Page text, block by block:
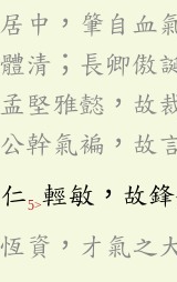
中，肇自血
清；長卿傲
堅雅懿，故
幹氣褊，故
5>輕敏，故
資，才氣之